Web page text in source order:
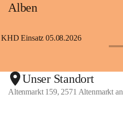
Alben
KHD Einsatz 05.08.2026
Unser Standort
Altenmarkt 159, 2571 Altenmarkt